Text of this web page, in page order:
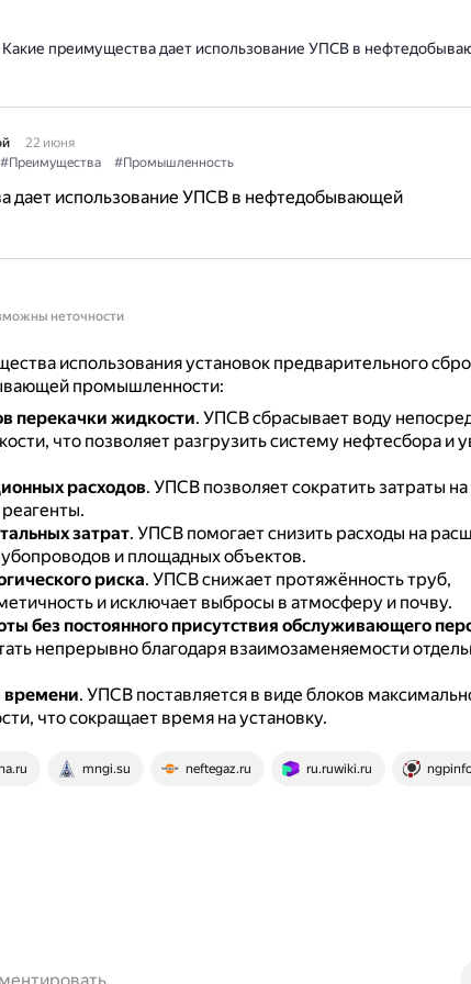
Какие преимущества дает использование УПСВ в
22 июня
#Преимущества #Промышленность
дает использование УПСВ в нефтедобывающей
неточности
использования установок предварительного
промышленности:
перекачки жидкости. УПСВ сбрасывает воду
что позволяет разгрузить систему нефтесбора и
расходов. УПСВ позволяет сократить затраты на
затрат. УПСВ помогает снизить расходы на
и площадных объектов.
риска. УПСВ снижает протяжённость труб,
и исключает выбросы в атмосферу и почву.
без постоянного присутствия обслуживающего
непрерывно благодаря взаимозаменяемости
времени. УПСВ поставляется в виде блоков
что сокращает время на установку.
mngi.su neftegaz.ru ru.ruwiki.ru